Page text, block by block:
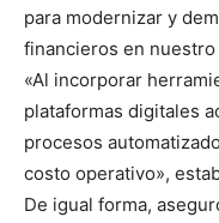
para modernizar y
financieros en nuestro
«Al incorporar
plataformas digitales
procesos
costo operativo»,
De igual forma,